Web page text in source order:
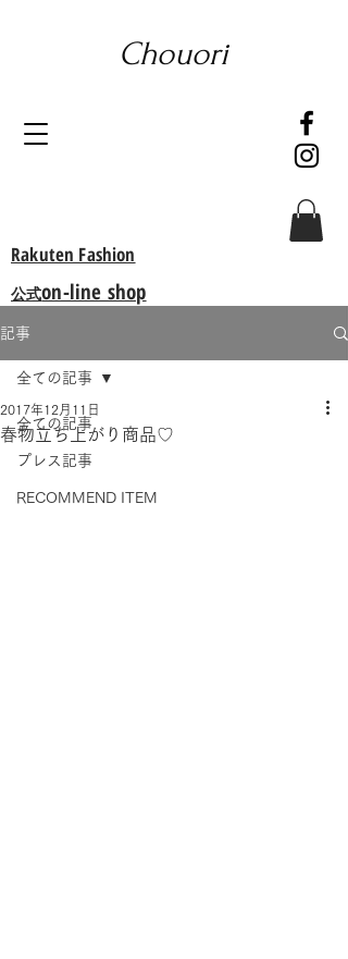
Chouori
Rakuten Fashion
公式on-line shop
記事
全ての記事
プレス記事
RECOMMEND ITEM
全ての記事
春物立ち上がり商品♡
2017年12月11日